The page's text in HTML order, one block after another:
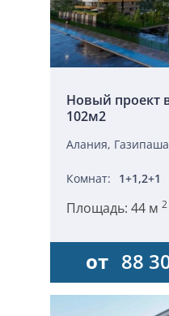
Новый проект
102м2
Алания, Газипаша
Комнат: 1+1,2+1
Площадь: 44 м 2
от 88